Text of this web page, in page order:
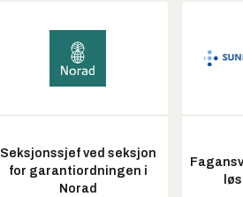
Seksjonssjef ved seksjon
for garantiordningen i
Norad